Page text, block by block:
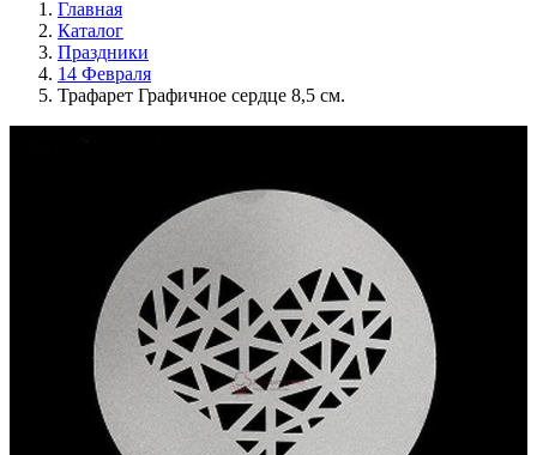
Главная
Каталог
Праздники
14 Февраля
Трафарет Графичное сердце 8,5 см.